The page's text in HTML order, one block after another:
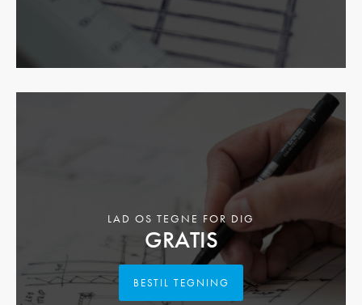
GRATIS
LAD OS TEGNE FOR DIG
BESTIL TEGNING